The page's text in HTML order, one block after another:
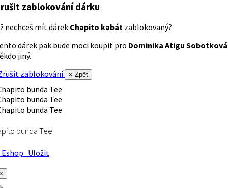
zablokování dárku
nechceš mít dárek Chapito kabát zablokovaný?
dárek pak bude moci koupit pro Dominika Atigu Sobotková
jiný.
zablokování
× Zpět
bunda Tee
Uložit